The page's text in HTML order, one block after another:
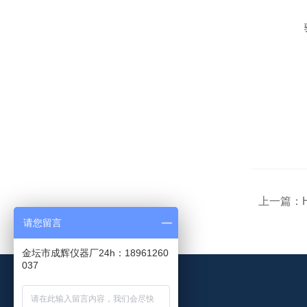
上一篇：
请您留言
金坛市成辉仪器厂24h：18961260
037